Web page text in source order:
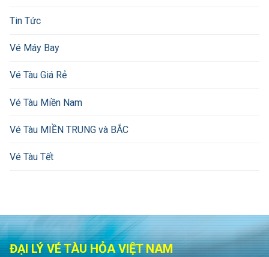
Tin Tức
Vé Máy Bay
Vé Tàu Giá Rẻ
Vé Tàu Miền Nam
Vé Tàu MIỀN TRUNG và BẮC
Vé Tàu Tết
ĐẠI LÝ VÉ TÀU HỎA VIỆT NAM